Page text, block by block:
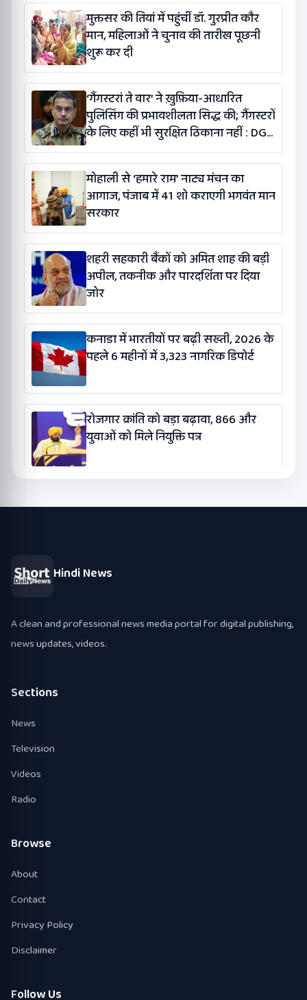
मुक्तसर की तियां में पहुंचीं डॉ. गुरप्रीत कौर
मान, महिलाओं ने चुनाव की तारीख पूछनी
शुरू कर दी
‘गैंगस्टरां ते वार’ ने ख़ुफ़िया-आधारित
पुलिसिंग की प्रभावशीलता सिद्ध की; गैंगस्टरों
के लिए कहीं भी सुरक्षित ठिकाना नहीं : DGP
गौरव यादव
मोहाली से ‘हमारे राम’ नाट्य मंचन का
आगाज, पंजाब में 41 शो कराएगी भगवंत मान
सरकार
शहरी सहकारी बैंकों को अमित शाह की बड़ी
अपील, तकनीक और पारदर्शिता पर दिया
जोर
कनाडा में भारतीयों पर बढ़ी सख्ती, 2026 के
पहले 6 महीनों में 3,323 नागरिक डिपोर्ट
रोजगार क्रांति को बड़ा बढ़ावा, 866 और
युवाओं को मिले नियुक्ति पत्र
Hindi News
A clean and professional news media portal for digital publishing,
news updates, videos.
Sections
News
Television
Videos
Radio
Browse
About
Contact
Privacy Policy
Disclaimer
Follow Us